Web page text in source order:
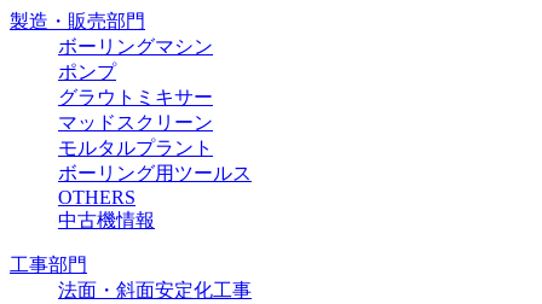
製造・販売部門
ボーリングマシン
ポンプ
グラウトミキサー
マッドスクリーン
モルタルプラント
ボーリング用ツールス
OTHERS
中古機情報
工事部門
法面・斜面安定化工事